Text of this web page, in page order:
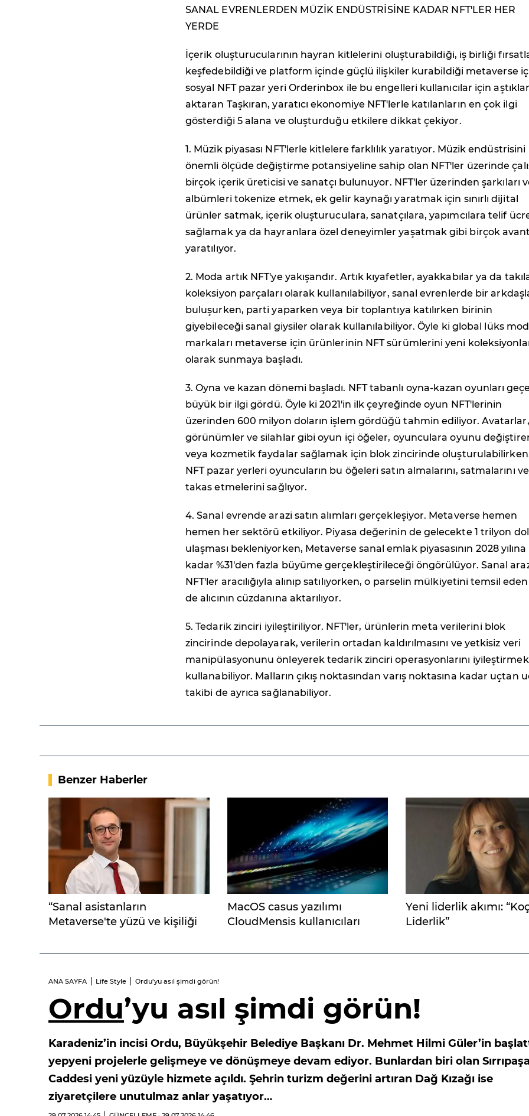
SANAL EVRENLERDEN MÜZİK ENDÜSTRİSİNE KADAR NFT'LER HER
YERDE
İçerik oluşturucularının hayran kitlelerini oluşturabildiği, iş birliği
keşfedebildiği ve platform içinde güçlü ilişkiler kurabildiği metaverse
sosyal NFT pazar yeri Orderinbox ile bu engelleri kullanıcılar için
aktaran Taşkıran, yaratıcı ekonomiye NFT'lerle katılanların en çok ilgi
gösterdiği 5 alana ve oluşturduğu etkilere dikkat çekiyor.
1. Müzik piyasası NFT'lerle kitlelere farklılık yaratıyor. Müzik endüstrisini
önemli ölçüde değiştirme potansiyeline sahip olan NFT'ler üzerinde
birçok içerik üreticisi ve sanatçı bulunuyor. NFT'ler üzerinden şarkıları
albümleri tokenize etmek, ek gelir kaynağı yaratmak için sınırlı dijital
ürünler satmak, içerik oluşturuculara, sanatçılara, yapımcılara telif
sağlamak ya da hayranlara özel deneyimler yaşatmak gibi birçok
yaratılıyor.
2. Moda artık NFT'ye yakışandır. Artık kıyafetler, ayakkabılar ya da
koleksiyon parçaları olarak kullanılabiliyor, sanal evrenlerde bir
buluşurken, parti yaparken veya bir toplantıya katılırken birinin
giyebileceği sanal giysiler olarak kullanılabiliyor. Öyle ki global lüks
markaları metaverse için ürünlerinin NFT sürümlerini yeni
olarak sunmaya başladı.
3. Oyna ve kazan dönemi başladı. NFT tabanlı oyna-kazan oyunları
büyük bir ilgi gördü. Öyle ki 2021'in ilk çeyreğinde oyun NFT'lerinin
üzerinden 600 milyon doların işlem gördüğü tahmin ediliyor. Avatarlar,
görünümler ve silahlar gibi oyun içi öğeler, oyunculara oyunu
veya kozmetik faydalar sağlamak için blok zincirinde
NFT pazar yerleri oyuncuların bu öğeleri satın almalarını, satmalarını
takas etmelerini sağlıyor.
4. Sanal evrende arazi satın alımları gerçekleşiyor. Metaverse hemen
hemen her sektörü etkiliyor. Piyasa değerinin de gelecekte 1 trilyon
ulaşması bekleniyorken, Metaverse sanal emlak piyasasının 2028 yılına
kadar %31'den fazla büyüme gerçekleştirileceği öngörülüyor. Sanal
NFT'ler aracılığıyla alınıp satılıyorken, o parselin mülkiyetini temsil
de alıcının cüzdanına aktarılıyor.
5. Tedarik zinciri iyileştiriliyor. NFT'ler, ürünlerin meta verilerini blok
zincirinde depolayarak, verilerin ortadan kaldırılmasını ve yetkisiz veri
manipülasyonunu önleyerek tedarik zinciri operasyonlarını
kullanabiliyor. Malların çıkış noktasından varış noktasına kadar uçtan
takibi de ayrıca sağlanabiliyor.
Benzer Haberler
“Sanal asistanların
Metaverse'te yüzü ve kişiliği
MacOS casus yazılımı
CloudMensis kullanıcıları
Yeni liderlik akımı:
Liderlik”
ANA SAYFA Life Style Ordu’yu asıl şimdi görün!
Ordu’yu asıl şimdi görün!
Karadeniz’in incisi Ordu, Büyükşehir Belediye Başkanı Dr. Mehmet Hilmi Güler’in
yepyeni projelerle gelişmeye ve dönüşmeye devam ediyor. Bunlardan biri olan Sırrıpaşa
Caddesi yeni yüzüyle hizmete açıldı. Şehrin turizm değerini artıran Dağ Kızağı ise
ziyaretçilere unutulmaz anlar yaşatıyor…